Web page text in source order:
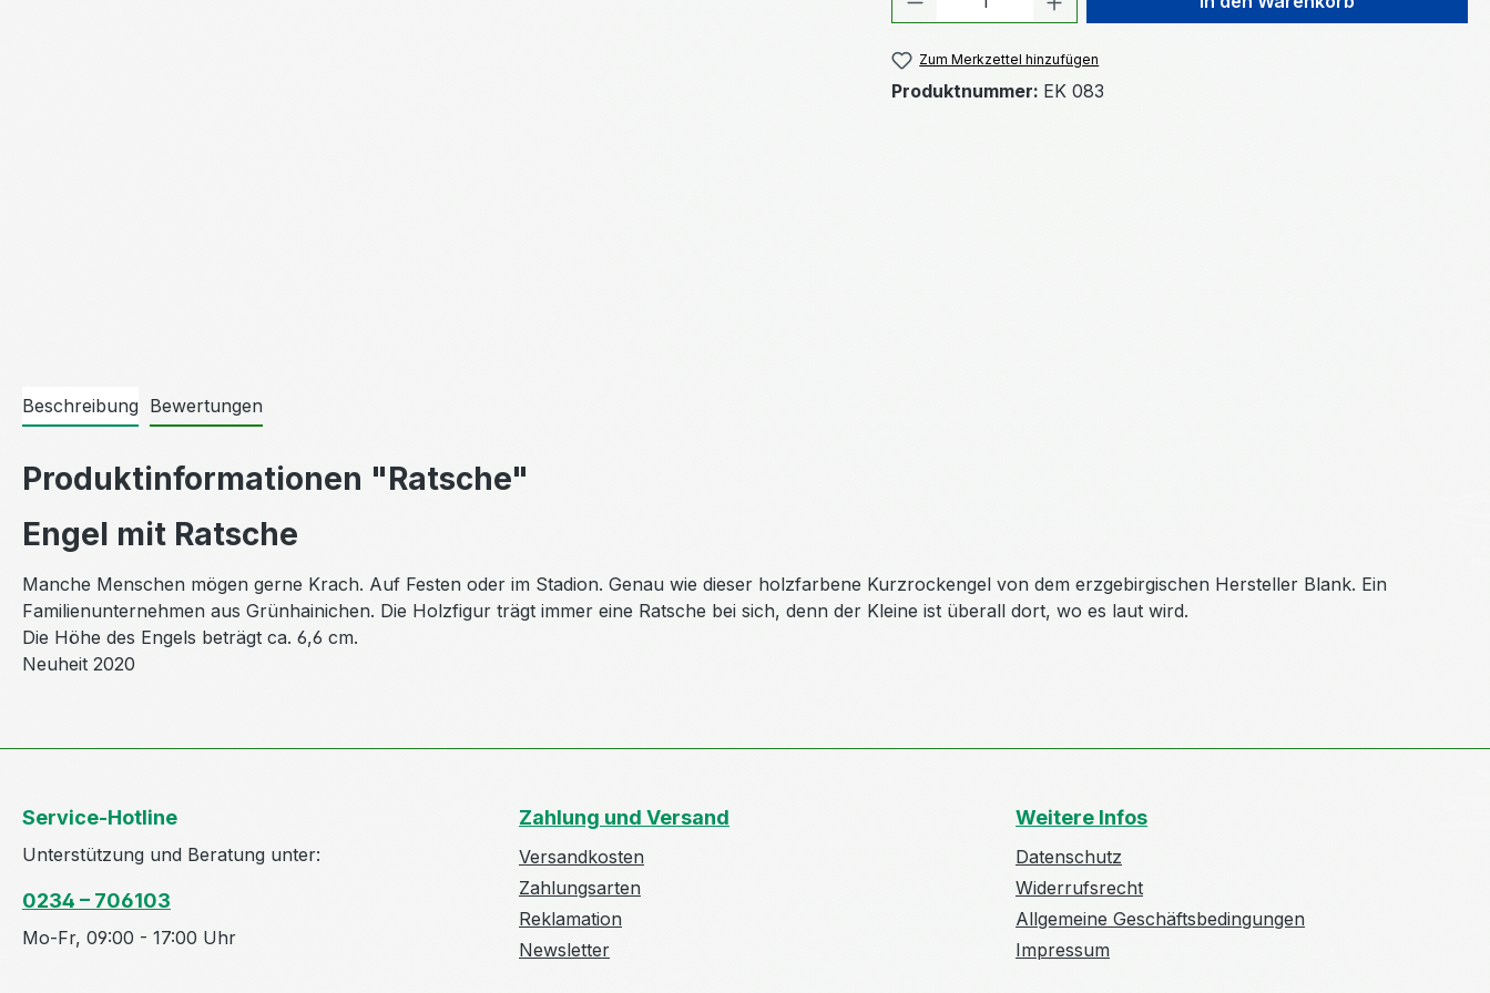
Zum Merkzettel hinzufügen
Produktnummer: EK 083
Beschreibung Bewertungen
Produktinformationen "Ratsche"
Engel mit Ratsche
Manche Menschen mögen gerne Krach. Auf Festen oder im Stadion. Genau wie dieser holzfarbene Kurzrockengel von dem erzgebirgischen Hersteller Blank. Ein
Familienunternehmen aus Grünhainichen. Die Holzfigur trägt immer eine Ratsche bei sich, denn der Kleine ist überall dort, wo es laut wird.
Die Höhe des Engels beträgt ca. 6,6 cm.
Neuheit 2020
Service-Hotline
Unterstützung und Beratung unter:
0234 – 706103
Mo-Fr, 09:00 - 17:00 Uhr
Zahlung und Versand
Versandkosten
Zahlungsarten
Reklamation
Newsletter
Weitere Infos
Datenschutz
Widerrufsrecht
Allgemeine Geschäftsbedingungen
Impressum